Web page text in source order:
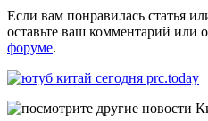
Если вам понравилась статья
оставьте ваш комментарий или
форуме.